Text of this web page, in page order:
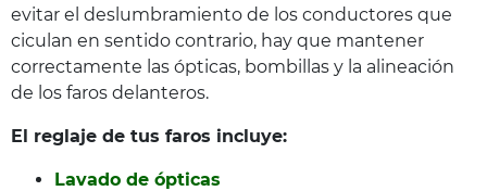
evitar el deslumbramiento de los conductores que
ciculan en sentido contrario, hay que mantener
correctamente las ópticas, bombillas y la alineación
de los faros delanteros.
El reglaje de tus faros incluye:
Lavado de ópticas